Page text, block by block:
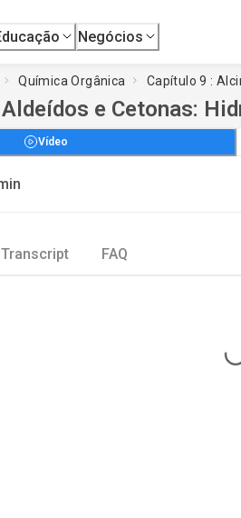
Negócios
Química Orgânica Capítulo 9 :
e Cetonas:
Vídeo
Transcript FAQ